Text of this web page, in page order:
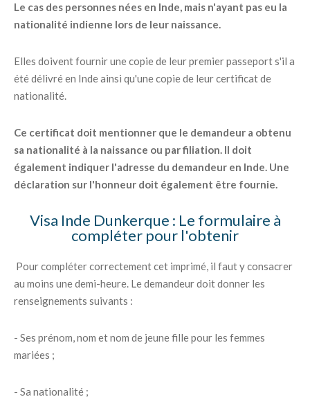
Le cas des personnes nées en Inde, mais n'ayant pas eu la
nationalité indienne lors de leur naissance.
Elles doivent fournir une copie de leur premier passeport s'il a
été délivré en Inde ainsi qu'une copie de leur certificat de
nationalité.
Ce certificat doit mentionner que le demandeur a obtenu
sa nationalité à la naissance ou par filiation. Il doit
également indiquer l'adresse du demandeur en Inde. Une
déclaration sur l'honneur doit également être fournie.
Visa Inde Dunkerque : Le formulaire à
compléter pour l'obtenir
Pour compléter correctement cet imprimé, il faut y consacrer
au moins une demi-heure. Le demandeur doit donner les
renseignements suivants :
- Ses prénom, nom et nom de jeune fille pour les femmes
mariées ;
- Sa nationalité ;